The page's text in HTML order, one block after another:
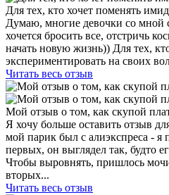
Для тех, кто хочет поменять
Думаю, многие девочки со мной
хочется бросить все, отстричь
начать новую жизнь)) Для тех,
экспериментировать на своих
Читать весь отзыв
Мой отзыв о том, как скупой
Я хочу больше оставить отзыв
мой парик был с алиэкспреса - я
первых, он выглядел так, будто
Чтобы выровнять, пришлось
вторых...
Читать весь отзыв